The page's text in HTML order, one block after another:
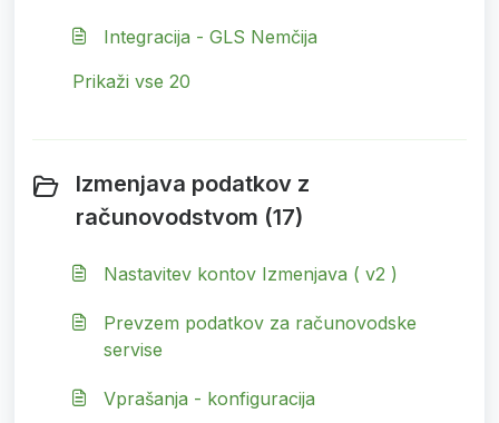
Integracija - GLS Nemčija
Prikaži vse 20
Izmenjava podatkov z
računovodstvom (17)
Nastavitev kontov Izmenjava ( v2 )
Prevzem podatkov za računovodske
servise
Vprašanja - konfiguracija